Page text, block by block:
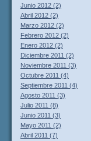
Junio 2012 (2)
Abril 2012 (2)
Marzo 2012 (2)
Febrero 2012 (2)
Enero 2012 (2)
Diciembre 2011 (2)
Noviembre 2011 (3)
Octubre 2011 (4)
Septiembre 2011 (4)
Agosto 2011 (3)
Julio 2011 (8)
Junio 2011 (3)
Mayo 2011 (2)
Abril 2011 (7)